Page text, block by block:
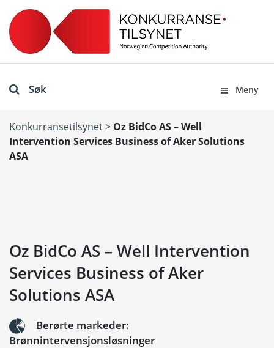
Søk Meny
Konkurransetilsynet> Oz BidCo AS – Well
Intervention Services Business of Aker Solutions
ASA
Oz BidCo AS – Well Intervention
Services Business of Aker
Solutions ASA
Berørte markeder:
Brønnintervensjonsløsninger